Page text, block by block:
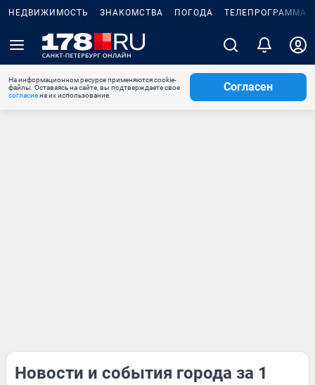
НЕДВИЖИМОСТЬ ЗНАКОМСТВА ПОГОДА ТЕЛЕПРОГРАММА
На информационном ресурсе применяются cookie-
файлы. Оставаясь на сайте, вы подтверждаете свое
согласиена их использование.
Согласен
Новости и события города за 1